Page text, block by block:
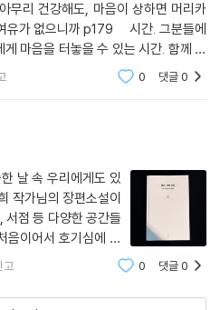
무리 건강해도, 마음이 상하면 머리카
니까 p179 시간. 그분들에
마음을 터놓을 수 있는 시간. 함께 화
눌 시간이 필요해서 미
0 댓글0
날 속 우리에게도 있
서점 등 다양한 공간들
음이어서 호기심에 선
부르는 장르 중 가장
어떤 느낌을 줄지 궁
고 0 댓글0